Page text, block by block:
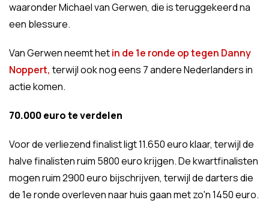
waaronder Michael van Gerwen, die is teruggekeerd na
een blessure.
Van Gerwen neemt hetin de 1e ronde op tegen Danny
Noppert,terwijl ook nog eens 7 andere Nederlanders in
actie komen.
70.000 euro te verdelen
Voor de verliezend finalist ligt 11.650 euro klaar, terwijl de
halve finalisten ruim 5800 euro krijgen. De kwartfinalisten
mogen ruim 2900 euro bijschrijven, terwijl de darters die
de 1e ronde overleven naar huis gaan met zo'n 1450 euro.